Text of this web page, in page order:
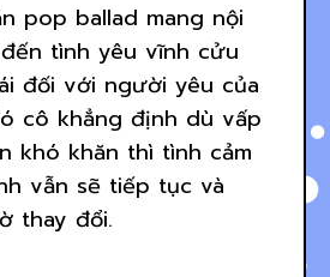
pop ballad mang nội
tình yêu vĩnh cửu
đối với người yêu của
cô khẳng định dù vấp
khó khăn thì tình cảm
vẫn sẽ tiếp tục và
thay đổi.